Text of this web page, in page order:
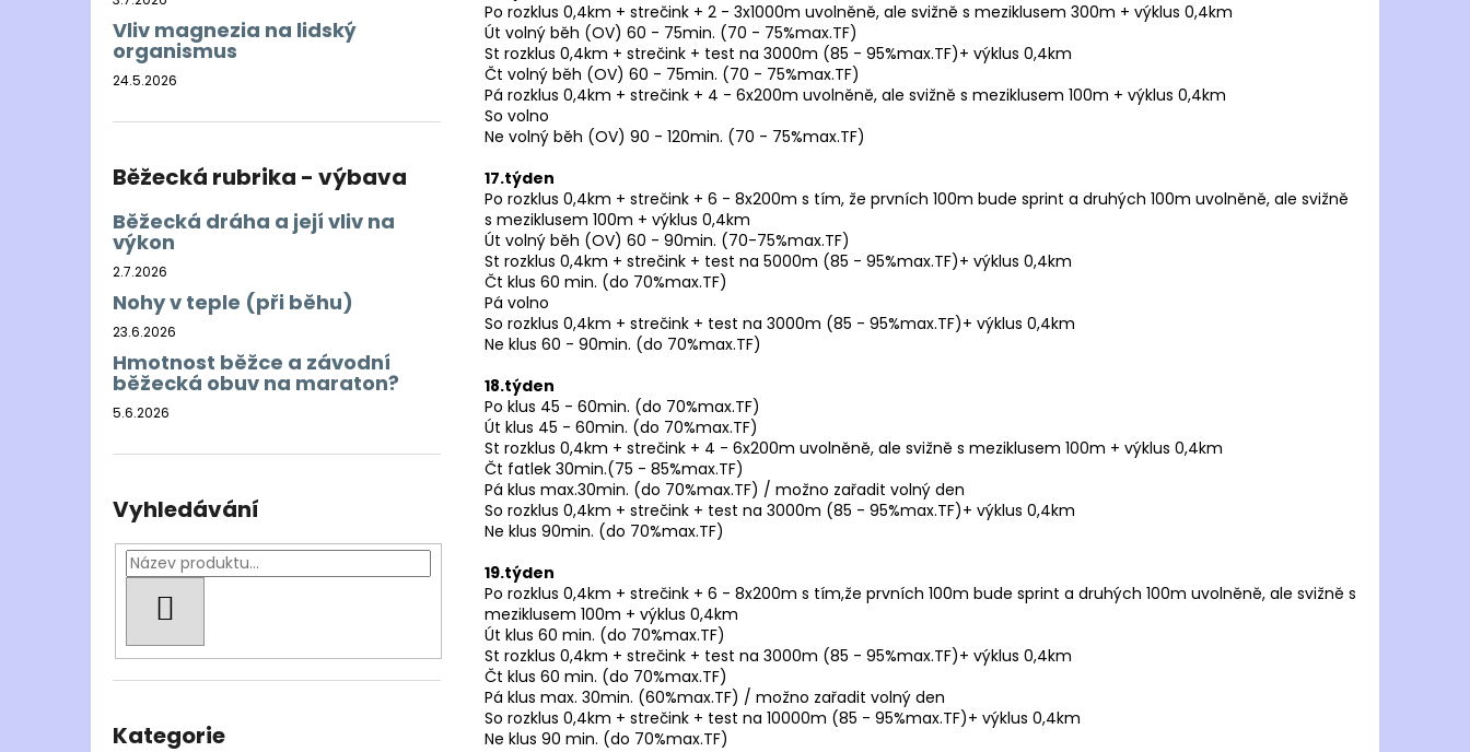
Vliv magnezia na lidský
organismus
24.5.2026
Běžecká rubrika - výbava
Běžecká dráha a její vliv na
výkon
2.7.2026
Nohy v teple (při běhu)
23.6.2026
Hmotnost běžce a závodní
běžecká obuv na maraton?
5.6.2026
Vyhledávání
kategorie
Kategorie
Po rozklus 0,4km + strečink + 2 - 3x1000m uvolněně, ale svižně s meziklusem 300m + výklus 0,4km
Út volný běh (OV) 60 - 75min. (70 - 75%max.TF)
St rozklus 0,4km + strečink + test na 3000m (85 - 95%max.TF)+ výklus 0,4km
Čt volný běh (OV) 60 - 75min. (70 - 75%max.TF)
Pá rozklus 0,4km + strečink + 4 - 6x200m uvolněně, ale svižně s meziklusem 100m + výklus 0,4km
So volno
Ne volný běh (OV) 90 - 120min. (70 - 75%max.TF)
17.týden
Po rozklus 0,4km + strečink + 6 - 8x200m s tím, že prvních 100m bude sprint a druhých 100m uvolněně, ale svižně
s meziklusem 100m + výklus 0,4km
Út volný běh (OV) 60 - 90min. (70-75%max.TF)
St rozklus 0,4km + strečink + test na 5000m (85 - 95%max.TF)+ výklus 0,4km
Čt klus 60 min. (do 70%max.TF)
Pá volno
So rozklus 0,4km + strečink + test na 3000m (85 - 95%max.TF)+ výklus 0,4km
Ne klus 60 - 90min. (do 70%max.TF)
18.týden
Po klus 45 - 60min. (do 70%max.TF)
Út klus 45 - 60min. (do 70%max.TF)
St rozklus 0,4km + strečink + 4 - 6x200m uvolněně, ale svižně s meziklusem 100m + výklus 0,4km
Čt fatlek 30min.(75 - 85%max.TF)
Pá klus max.30min. (do 70%max.TF) / možno zařadit volný den
So rozklus 0,4km + strečink + test na 3000m (85 - 95%max.TF)+ výklus 0,4km
Ne klus 90min. (do 70%max.TF)
19.týden
Po rozklus 0,4km + strečink + 6 - 8x200m s tím,že prvních 100m bude sprint a druhých 100m uvolněně, ale svižně s
meziklusem 100m + výklus 0,4km
Út klus 60 min. (do 70%max.TF)
St rozklus 0,4km + strečink + test na 3000m (85 - 95%max.TF)+ výklus 0,4km
Čt klus 60 min. (do 70%max.TF)
Pá klus max. 30min. (60%max.TF) / možno zařadit volný den
So rozklus 0,4km + strečink + test na 10000m (85 - 95%max.TF)+ výklus 0,4km
Ne klus 90 min. (do 70%max.TF)